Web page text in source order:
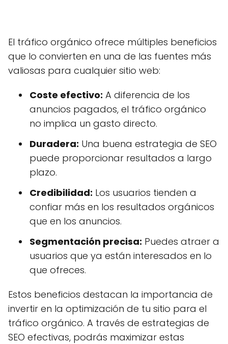
El tráfico orgánico ofrece múltiples beneficios
que lo convierten en una de las fuentes más
valiosas para cualquier sitio web:
Coste efectivo: A diferencia de los
anuncios pagados, el tráfico orgánico
no implica un gasto directo.
Duradera: Una buena estrategia de SEO
puede proporcionar resultados a largo
plazo.
Credibilidad: Los usuarios tienden a
confiar más en los resultados orgánicos
que en los anuncios.
Segmentación precisa: Puedes atraer a
usuarios que ya están interesados en lo
que ofreces.
Estos beneficios destacan la importancia de
invertir en la optimización de tu sitio para el
tráfico orgánico. A través de estrategias de
SEO efectivas, podrás maximizar estas